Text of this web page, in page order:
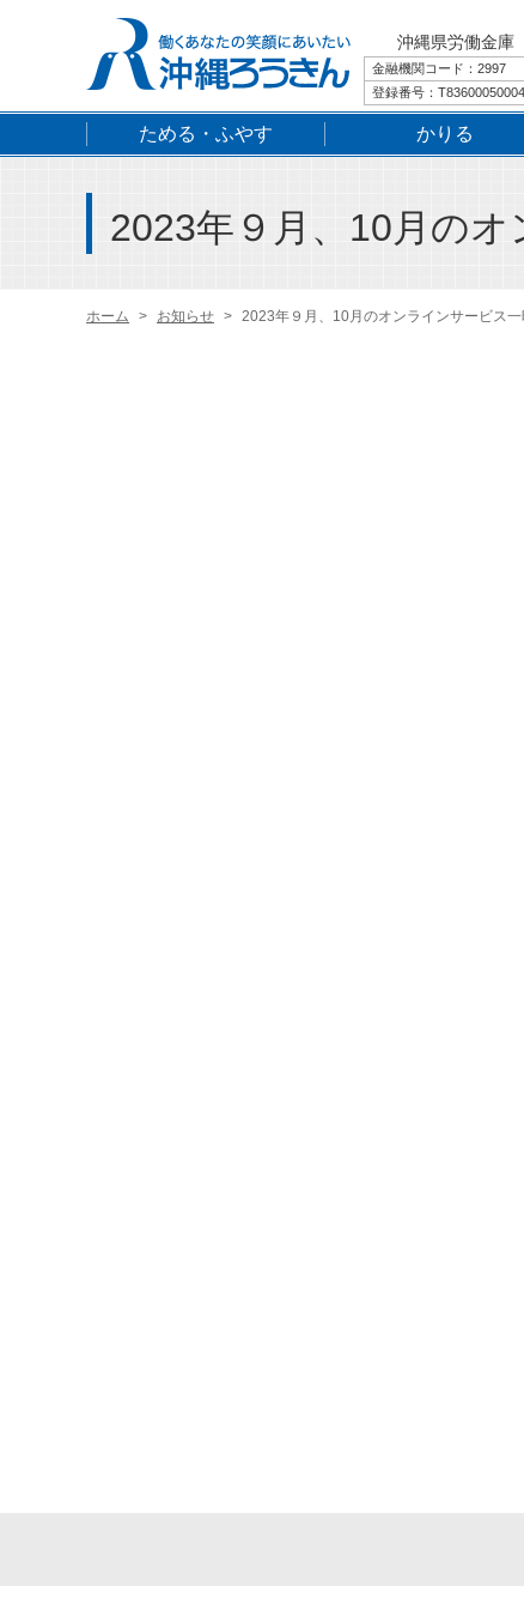
沖縄県労働金庫
金融機関コード：2997
登録番号：
ためる・ふやす かりる
2023年９月、10月の
ホーム お知らせ 2023年９月、10月のオンラインサービス